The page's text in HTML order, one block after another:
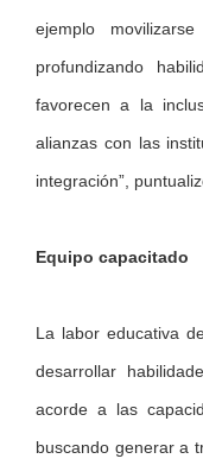
ejemplo
profundizando
favorecen a la
alianzas con las
integración”,
Equipo capacitado
La labor educativa
desarrollar
acorde a las
buscando generar a